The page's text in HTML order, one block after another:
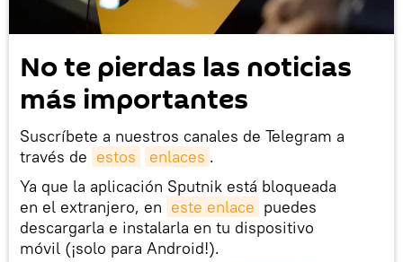
No te pierdas las noticias
más importantes
Suscríbete a nuestros canales de Telegram a
través de estos enlaces .
Ya que la aplicación Sputnik está bloqueada
en el extranjero, en este enlace puedes
descargarla e instalarla en tu dispositivo
móvil (¡solo para Android!).